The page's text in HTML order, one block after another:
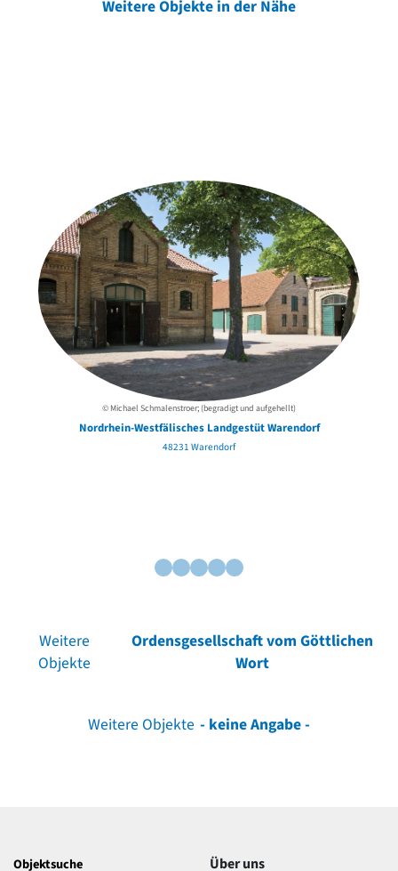
Weitere Objekte in der Nähe
© Michael Schmalenstroer; (begradigt und aufgehellt)
Nordrhein-Westfälisches Landgestüt Warendorf
48231 Warendorf
Weitere
Objekte
Ordensgesellschaft vom Göttlichen
Wort
Weitere Objekte - keine Angabe -
Objektsuche Über uns